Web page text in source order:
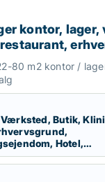
lager,
kontor,
hotel,
eller
Vesterbro eller
m.fl.
80 m2 kontor /
Værksted, Butik,
Hotel,
Garage